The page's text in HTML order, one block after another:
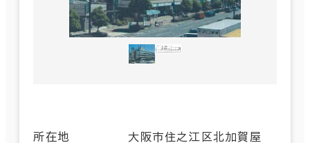
所在地
大阪市住之江区北加賀屋